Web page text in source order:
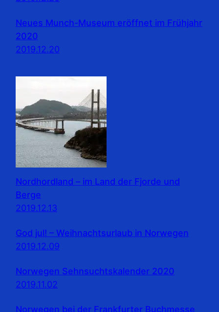
Neues Munch-Museum eröffnet im Frühjahr
2020
2019.12.20
Nordhordland – im Land der Fjorde und
Berge
2019.12.13
God jul! – Weihnachtsurlaub in Norwegen
2019.12.09
Norwegen Sehnsuchtskalender 2020
2019.11.02
Norwegen bei der Frankfurter Buchmesse